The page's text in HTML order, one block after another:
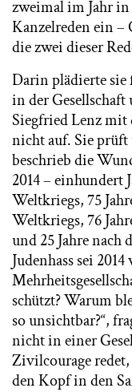
zweimal im Jahr
Kanzelreden ein
die zwei dieser
Darin plädierte
in der
Siegfried Lenz mit
nicht auf. Sie prüft
beschrieb die
2014 – einhundert
Weltkriegs, 75
Weltkriegs, 76
und 25 Jahre nach
Judenhass sei
schützt? Warum
so unsichtbar?“,
nicht in einer
Zivilcourage
den Kopf in den